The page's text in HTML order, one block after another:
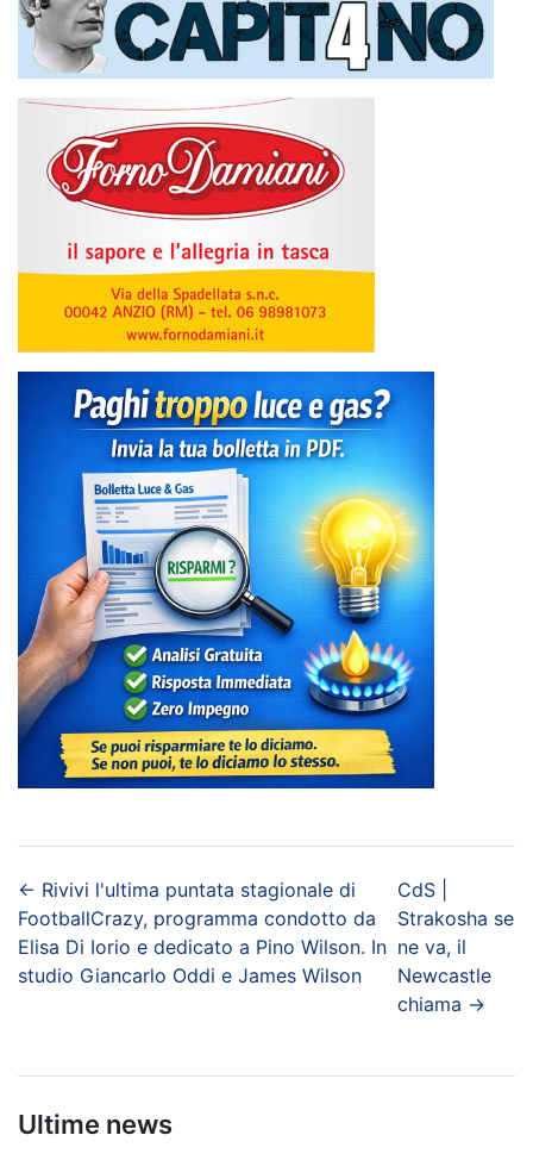
← Rivivi l'ultima puntata stagionale di
FootballCrazy, programma condotto da
Elisa Di Iorio e dedicato a Pino Wilson. In
studio Giancarlo Oddi e James Wilson
CdS |
Strakosha se
ne va, il
Newcastle
chiama →
Ultime news